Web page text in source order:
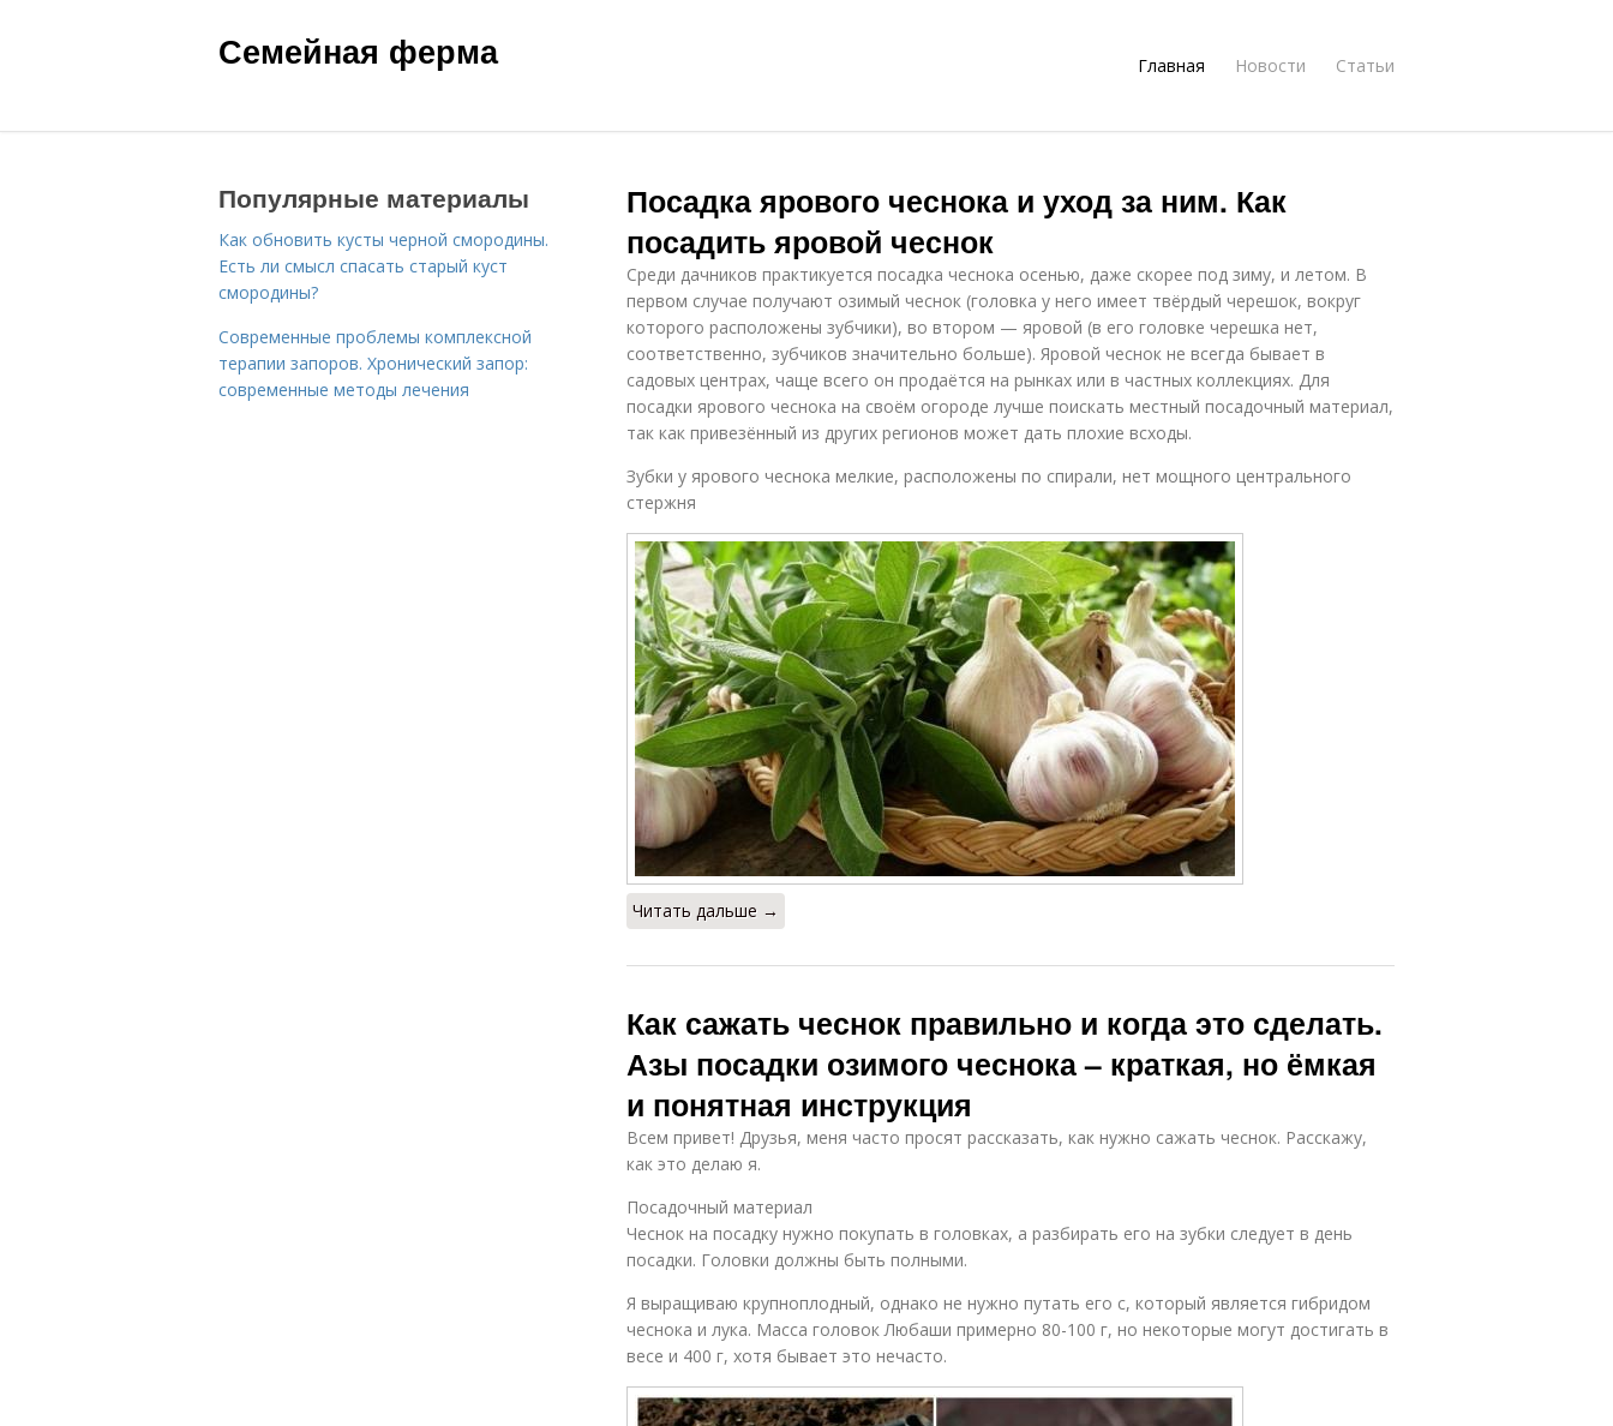
Семейная ферма Главная Новости Статьи
Посадка ярового чеснока и уход за ним. Как
посадить яровой чеснок
Среди дачников практикуется посадка чеснока осенью, даже скорее под зиму, и летом. В
первом случае получают озимый чеснок (головка у него имеет твёрдый черешок, вокруг
которого расположены зубчики), во втором — яровой (в его головке черешка нет,
соответственно, зубчиков значительно больше). Яровой чеснок не всегда бывает в
садовых центрах, чаще всего он продаётся на рынках или в частных коллекциях. Для
посадки ярового чеснока на своём огороде лучше поискать местный посадочный материал,
так как привезённый из других регионов может дать плохие всходы.
Зубки у ярового чеснока мелкие, расположены по спирали, нет мощного центрального
стержня
Читать дальше →
Как сажать чеснок правильно и когда это сделать.
Азы посадки озимого чеснока – краткая, но ёмкая
и понятная инструкция
Всем привет! Друзья, меня часто просят рассказать, как нужно сажать чеснок. Расскажу,
как это делаю я.
Посадочный материал
Чеснок на посадку нужно покупать в головках, а разбирать его на зубки следует в день
посадки. Головки должны быть полными.
Я выращиваю крупноплодный, однако не нужно путать его с, который является гибридом
чеснока и лука. Масса головок Любаши примерно 80-100 г, но некоторые могут достигать в
весе и 400 г, хотя бывает это нечасто.
Популярные материалы
Как обновить кусты черной смородины.
Есть ли смысл спасать старый куст
смородины?
Современные проблемы комплексной
терапии запоров. Хронический запор:
современные методы лечения